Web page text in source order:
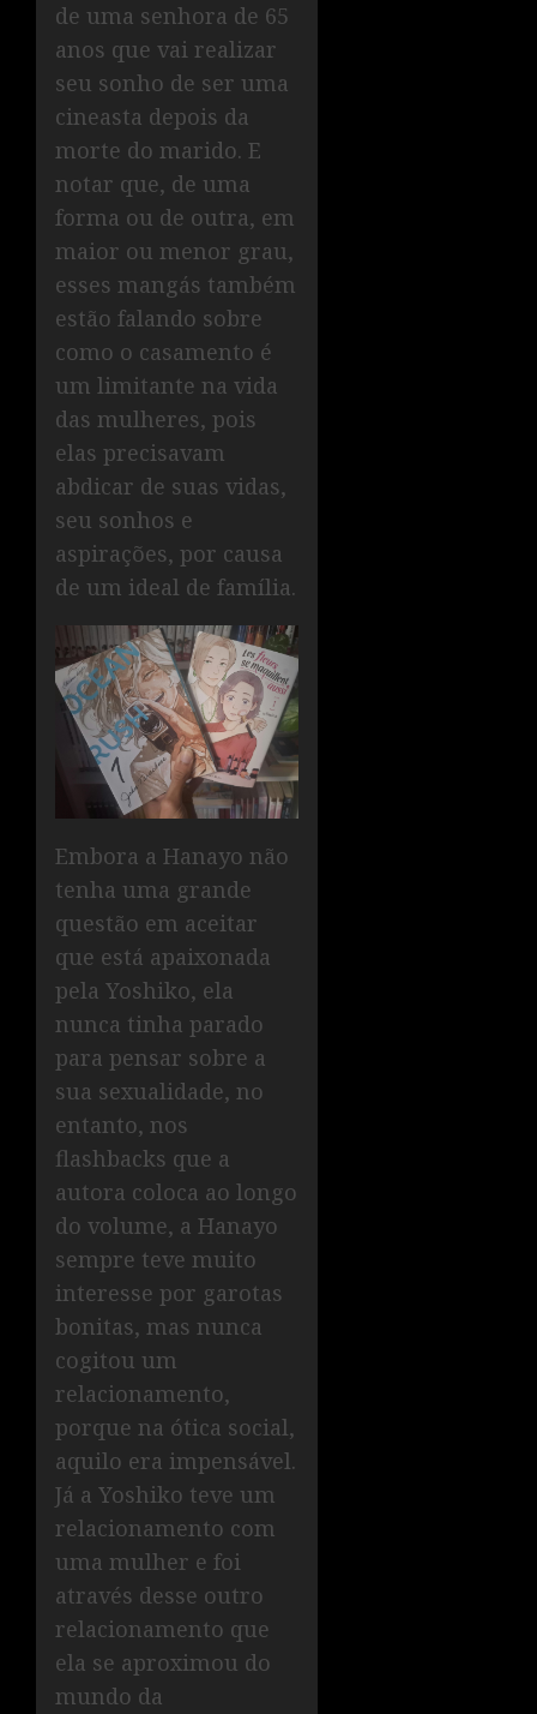
de uma senhora de 65
anos que vai realizar
seu sonho de ser uma
cineasta depois da
morte do marido. E
notar que, de uma
forma ou de outra, em
maior ou menor grau,
esses mangás também
estão falando sobre
como o casamento é
um limitante na vida
das mulheres, pois
elas precisavam
abdicar de suas vidas,
seu sonhos e
aspirações, por causa
de um ideal de família.
Embora a Hanayo não
tenha uma grande
questão em aceitar
que está apaixonada
pela Yoshiko, ela
nunca tinha parado
para pensar sobre a
sua sexualidade, no
entanto, nos
flashbacks que a
autora coloca ao longo
do volume, a Hanayo
sempre teve muito
interesse por garotas
bonitas, mas nunca
cogitou um
relacionamento,
porque na ótica social,
aquilo era impensável.
Já a Yoshiko teve um
relacionamento com
uma mulher e foi
através desse outro
relacionamento que
ela se aproximou do
mundo da